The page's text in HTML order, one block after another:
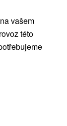
vašem
této